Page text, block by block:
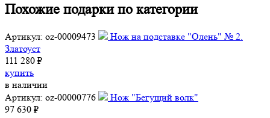
Похожие подарки по категории
Артикул: oz-00009473
Нож на подставке "Олень" № 2.
Златоуст
111 280 ₽
купить
в наличии
Артикул: oz-00000776
Нож "Бегущий волк"
97 630 ₽